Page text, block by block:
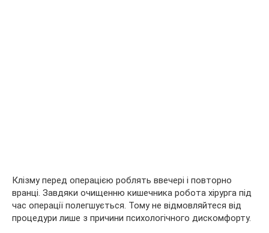
Клізму перед операцією роблять ввечері і повторно
вранці. Завдяки очищенню кишечника робота хірурга під
час операції полегшується. Тому не відмовляйтеся від
процедури лише з причини психологічного дискомфорту.